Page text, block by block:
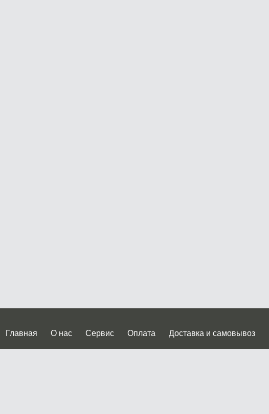
Главная О нас Сервис Оплата Доставка и самовывоз